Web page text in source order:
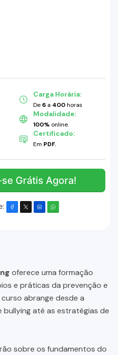
Carga Horária:
De 6 a 400horas
Modalidade:
100% online.
Certificado:
Em PDF.
Grátis Agora!
oferece uma formação
e práticas da prevenção e
abrange desde a
bullying até as estratégias de
sobre os fundamentos do